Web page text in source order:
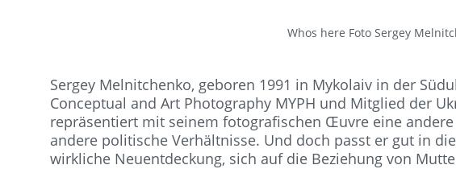
Whos here Foto Sergey
Sergey Melnitchenko, geboren 1991 in Mykolaiv in der
Conceptual and Art Photography MYPH und Mitglied der
repräsentiert mit seinem fotografischen Œuvre eine
andere politische Verhältnisse. Und doch passt er gut in
wirkliche Neuentdeckung, sich auf die Beziehung von